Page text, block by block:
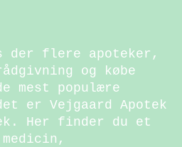
der flere apoteker,
og købe
mest populære
er Vejgaard Apotek
Her finder du et